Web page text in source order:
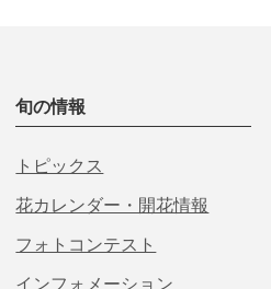
旬の情報
トピックス
花カレンダー・開花情報
フォトコンテスト
インフォメーション